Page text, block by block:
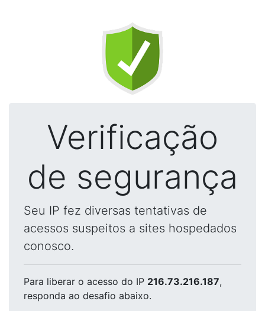
Verificação
de segurança
Seu IP fez diversas tentativas de
acessos suspeitos a sites hospedados
conosco.
Para liberar o acesso do IP 216.73.216.187,
responda ao desafio abaixo.